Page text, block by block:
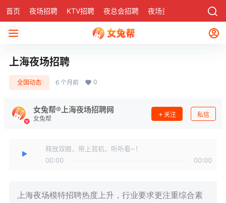
首页 夜场招聘 KTV招聘 夜总会招聘 夜场资讯 社区
上海夜场招聘
全国动态 6 个月前 0
女兔帮®上海夜场招聘网
女兔帮
关注 私信
释放双眼，带上耳机，听听看~！
00:00
00:00
上海夜场模特招聘热度上升，行业要求更注重综合素